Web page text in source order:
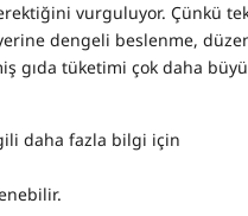
vurguluyor. Çünkü
dengeli beslenme,
gıda tüketimi çok daha
daha fazla bilgi için